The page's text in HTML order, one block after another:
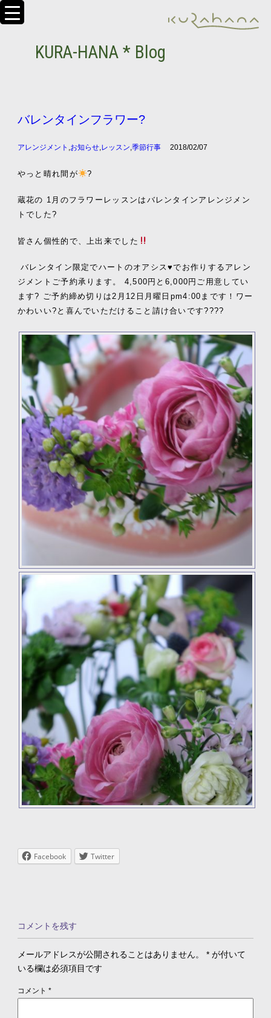
KURA-HANA * Blog
バレンタインフラワー?
アレンジメント ,お知らせ,レッスン,季節行事 2018/02/07
やっと晴れ間が ?
蔵花の 1月のフラワーレッスンはバレンタインアレンジメン
トでした?
皆さん個性的で、上出来でした
バレンタイン限定でハートのオアシス♥️でお作りするアレン
ジメントご予約承ります。 4,500円と6,000円ご用意してい
ます? ご予約締め切りは2月12日月曜日pm4:00まです！ワー
かわいい?と喜んでいただけること請け合いです????
Facebook Twitter
コメントを残す
メールアドレスが公開されることはありません。 *が付いて
いる欄は必須項目です
コメント *